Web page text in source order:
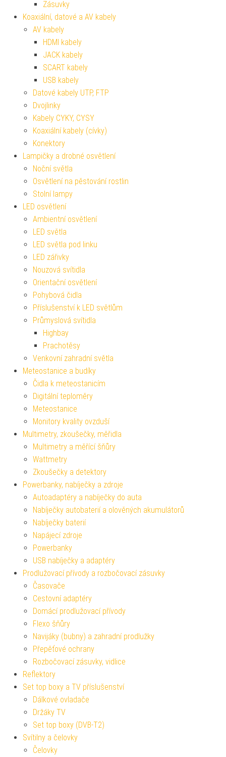
Zásuvky
Koaxiální, datové a AV kabely
AV kabely
HDMI kabely
JACK kabely
SCART kabely
USB kabely
Datové kabely UTP, FTP
Dvojlinky
Kabely CYKY, CYSY
Koaxiální kabely (cívky)
Konektory
Lampičky a drobné osvětlení
Noční světla
Osvětlení na pěstování rostlin
Stolní lampy
LED osvětlení
Ambientní osvětlení
LED světla
LED světla pod linku
LED zářivky
Nouzová svítidla
Orientační osvětlení
Pohybová čidla
Příslušenství k LED světlům
Průmyslová svítidla
Highbay
Prachotěsy
Venkovní zahradní světla
Meteostanice a budíky
Čidla k meteostanicím
Digitální teploměry
Meteostanice
Monitory kvality ovzduší
Multimetry, zkoušečky, měřidla
Multimetry a měřící šňůry
Wattmetry
Zkoušečky a detektory
Powerbanky, nabíječky a zdroje
Autoadaptéry a nabíječky do auta
Nabíječky autobaterií a olověných akumulátorů
Nabíječky baterií
Napájecí zdroje
Powerbanky
USB nabíječky a adaptéry
Prodlužovací přívody a rozbočovací zásuvky
Časovače
Cestovní adaptéry
Domácí prodlužovací přívody
Flexo šňůry
Navijáky (bubny) a zahradní prodlužky
Přepěťové ochrany
Rozbočovací zásuvky, vidlice
Reflektory
Set top boxy a TV příslušenství
Dálkové ovladače
Držáky TV
Set top boxy (DVB-T2)
Svítilny a čelovky
Čelovky